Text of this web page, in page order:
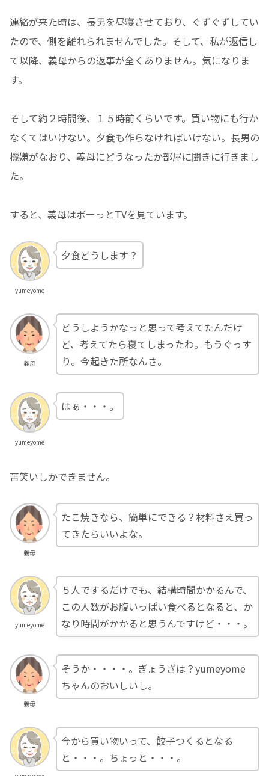
連絡が来た時は、長男を昼寝させており、ぐずぐずしてい
たので、側を離れられませんでした。そして、私が返信し
て以降、義母からの返事が全くありません。気になりま
す。
そして約２時間後、１５時前くらいです。買い物にも行か
なくてはいけない。夕食も作らなければいけない。長男の
機嫌がなおり、義母にどうなったか部屋に聞きに行きまし
た。
すると、義母はボーっとTVを見ています。
yumeyome
夕食どうします？
義母
どうしようかなっと思って考えてたんだけ
ど、考えてたら寝てしまったわ。もうぐっす
り。今起きた所なんさ。
yumeyome
はぁ・・・。
苦笑いしかできません。
義母
たこ焼きなら、簡単にできる？材料さえ買っ
てきたらいいよな。
yumeyome
５人でするだけでも、結構時間かかるんで、
この人数がお腹いっぱい食べるとなると、か
なり時間がかかると思うんですけど・・・。
義母
そうか・・・・。ぎょうざは？yumeyome
ちゃんのおいしいし。
今から買い物いって、餃子つくるとなる
と・・・。ちょっと・・・。